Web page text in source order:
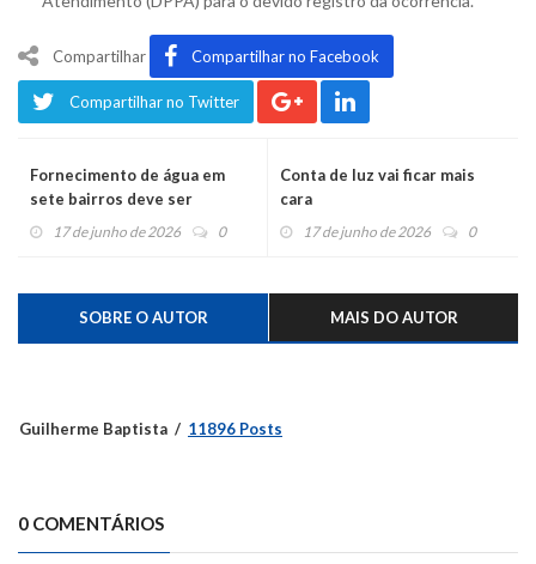
Compartilhar Compartilhar no Facebook
Compartilhar no Twitter
Fornecimento de água em
sete bairros deve ser
retomado durante a tarde,
17 de junho de 2026 0
Conta de luz vai ficar mais
cara
17 de junho de 2026 0
SOBRE O AUTOR MAIS DO AUTOR
Guilherme Baptista 11896 Posts
0 COMENTÁRIOS